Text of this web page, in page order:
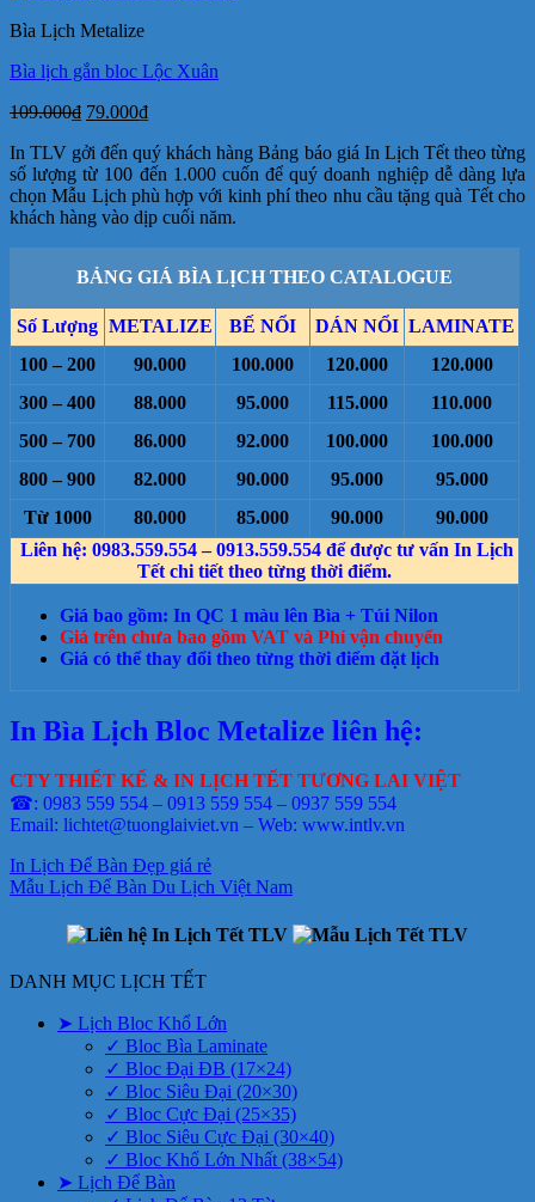
Bìa Lịch Metalize
Bìa lịch gắn bloc Lộc Xuân
109.000₫ Giá
là:
109.000₫.
79.000₫Giá
tại
là:
79.000₫.
In TLV gởi đến quý khách hàng Bảng báo giá In Lịch Tết theo từng
số lượng từ 100 đến 1.000 cuốn để quý doanh nghiệp dễ dàng lựa
chọn Mẫu Lịch phù hợp với kinh phí theo nhu cầu tặng quà Tết cho
khách hàng vào dịp cuối năm.
BẢNG GIÁ BÌA LỊCH THEO CATALOGUE
Số Lượng METALIZE BẾ NỔI DÁN NỔI LAMINATE
100 – 200
90.000 100.000 120.000
120.000
300 – 400
88.000 95.000 115.000
110.000
500 – 700
86.000 92.000 100.000
100.000
800 – 900
82.000 90.000 95.000
95.000
Từ 1000
80.000 85.000 90.000
90.000
Liên hệ: 0983.559.554 – 0913.559.554 để được tư vấn In Lịch
Tết chi tiết theo từng thời điểm.
Giá bao gồm: In QC 1 màu lên Bìa + Túi Nilon
Giá trên chưa bao gồm VAT và Phí vận chuyển
Giá có thể thay đổi theo từng thời điểm đặt lịch
In Bìa Lịch Bloc Metalize liên hệ:
CTY THIẾT KẾ & IN LỊCH TẾT TƯƠNG LAI VIỆT
☎: 0983 559 554 – 0913 559 554 – 0937 559 554
Email: lichtet@tuonglaiviet.vn – Web: www.intlv.vn
In Lịch Để Bàn Đẹp giá rẻ
Mẫu Lịch Để Bàn Du Lịch Việt Nam
DANH MỤC LỊCH TẾT
➤ Lịch Bloc Khổ Lớn
✓ Bloc Bìa Laminate
✓ Bloc Đại ĐB (17×24)
✓ Bloc Siêu Đại (20×30)
✓ Bloc Cực Đại (25×35)
✓ Bloc Siêu Cực Đại (30×40)
✓ Bloc Khổ Lớn Nhất (38×54)
➤ Lịch Để Bàn